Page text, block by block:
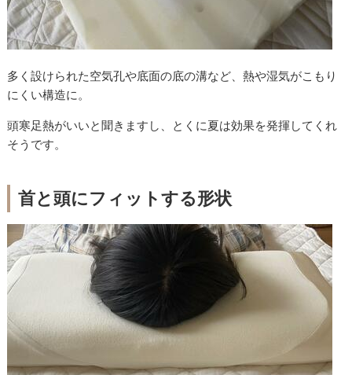
多く設けられた空気孔や底面の底の溝など、熱や湿気がこもり
にくい構造に。
頭寒足熱がいいと聞きますし、とくに夏は効果を発揮してくれ
そうです。
首と頭にフィットする形状